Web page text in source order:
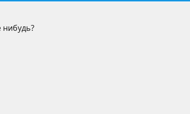
нибудь?